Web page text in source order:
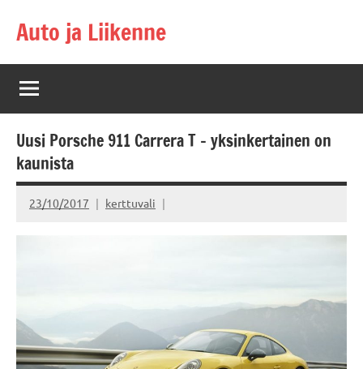
Auto ja Liikenne
Uusi Porsche 911 Carrera T – yksinkertainen on
kaunista
23/10/2017 kerttuvali